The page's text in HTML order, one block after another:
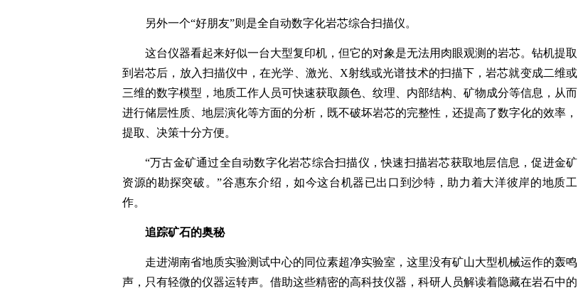
另外一个“好朋友”则是全自动数字化岩芯综合扫描仪。
这台仪器看起来好似一台大型复印机，但它的对象是无法用肉眼观测的岩芯。钻机提取
到岩芯后，放入扫描仪中，在光学、激光、X射线或光谱技术的扫描下，岩芯就变成二维或
三维的数字模型，地质工作人员可快速获取颜色、纹理、内部结构、矿物成分等信息，从而
进行储层性质、地层演化等方面的分析，既不破坏岩芯的完整性，还提高了数字化的效率，
提取、决策十分方便。
“万古金矿通过全自动数字化岩芯综合扫描仪，快速扫描岩芯获取地层信息，促进金矿
资源的勘探突破。”谷惠东介绍，如今这台机器已出口到沙特，助力着大洋彼岸的地质工
作。
追踪矿石的奥秘
走进湖南省地质实验测试中心的同位素超净实验室，这里没有矿山大型机械运作的轰鸣
声，只有轻微的仪器运转声。借助这些精密的高科技仪器，科研人员解读着隐藏在岩石中的